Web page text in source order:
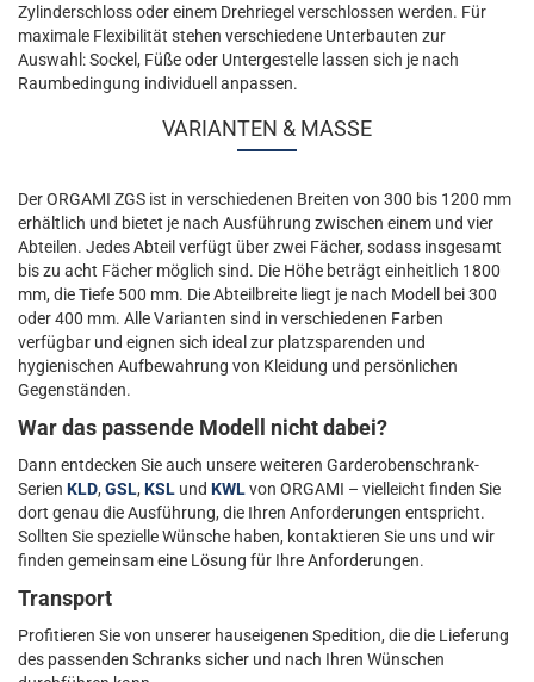
Zylinderschloss oder einem Drehriegel verschlossen werden. Für
maximale Flexibilität stehen verschiedene Unterbauten zur
Auswahl: Sockel, Füße oder Untergestelle lassen sich je nach
Raumbedingung individuell anpassen.
VARIANTEN & MASSE
Der ORGAMI ZGS ist in verschiedenen Breiten von 300 bis 1200 mm
erhältlich und bietet je nach Ausführung zwischen einem und vier
Abteilen. Jedes Abteil verfügt über zwei Fächer, sodass insgesamt
bis zu acht Fächer möglich sind. Die Höhe beträgt einheitlich 1800
mm, die Tiefe 500 mm. Die Abteilbreite liegt je nach Modell bei 300
oder 400 mm. Alle Varianten sind in verschiedenen Farben
verfügbar und eignen sich ideal zur platzsparenden und
hygienischen Aufbewahrung von Kleidung und persönlichen
Gegenständen.
War das passende Modell nicht dabei?
Dann entdecken Sie auch unsere weiteren Garderobenschrank-
Serien KLD, GSL, KSL und KWLvon ORGAMI – vielleicht finden Sie
dort genau die Ausführung, die Ihren Anforderungen entspricht.
Sollten Sie spezielle Wünsche haben, kontaktieren Sie uns und wir
finden gemeinsam eine Lösung für Ihre Anforderungen.
Transport
Profitieren Sie von unserer hauseigenen Spedition, die die Lieferung
des passenden Schranks sicher und nach Ihren Wünschen